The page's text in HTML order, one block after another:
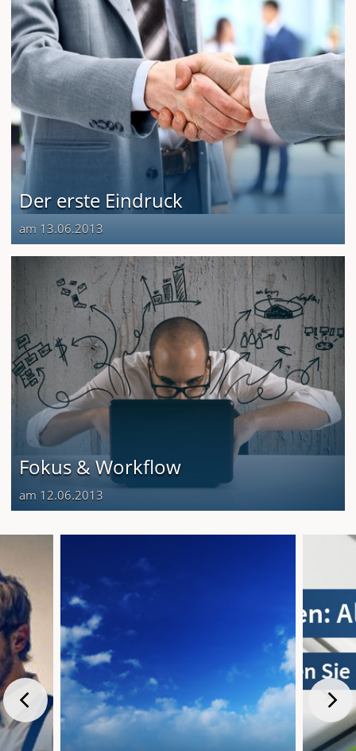
Der erste Eindruck
am 13.06.2013
Fokus & Workflow
am 12.06.2013